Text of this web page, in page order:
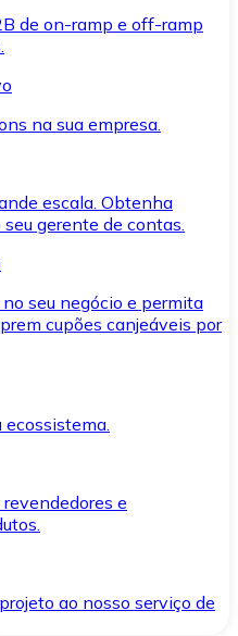
de on-ramp e off-ramp
na sua empresa.
escala. Obtenha
gerente de contas.
seu negócio e permita
cupões canjeáveis por
ecossistema.
e
ao nosso serviço de